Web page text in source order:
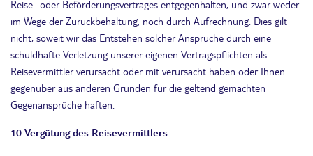
Reise- oder Beförderungsvertrages entgegenhalten, und zwar weder
im Wege der Zurückbehaltung, noch durch Aufrechnung. Dies gilt
nicht, soweit wir das Entstehen solcher Ansprüche durch eine
schuldhafte Verletzung unserer eigenen Vertragspflichten als
Reisevermittler verursacht oder mit verursacht haben oder Ihnen
gegenüber aus anderen Gründen für die geltend gemachten
Gegenansprüche haften.
10 Vergütung des Reisevermittlers